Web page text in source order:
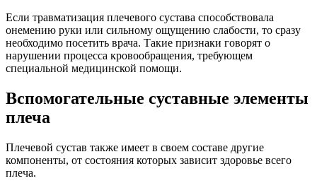
Если травматизация плечевого сустава способствовала
онемению руки или сильному ощущению слабости, то сразу
необходимо посетить врача. Такие признаки говорят о
нарушении процесса кровообращения, требующем
специальной медицинской помощи.
Вспомогательные суставные элементы
плеча
Плечевой сустав также имеет в своем составе другие
компоненты, от состояния которых зависит здоровье всего
плеча.